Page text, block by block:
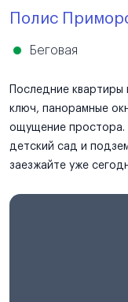
Полис
Беговая
Последние
ключ, панорамные
ощущение простора.
детский сад и
заезжайте уже